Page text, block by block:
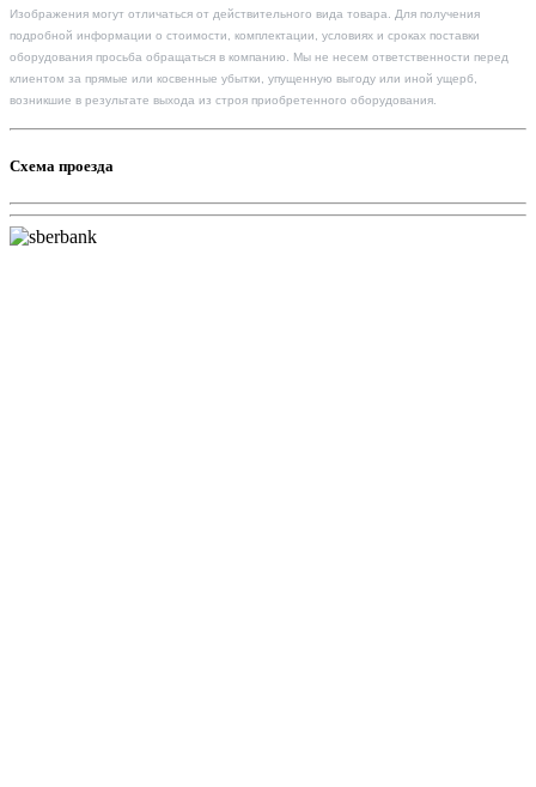
Изображения могут отличаться от действительного вида товара. Для получения
подробной информации о стоимости, комплектации, условиях и сроках поставки
оборудования просьба обращаться в компанию. Мы не несем ответственности перед
клиентом за прямые или косвенные убытки, упущенную выгоду или иной ущерб,
возникшие в результате выхода из строя приобретенного оборудования.
Схема проезда